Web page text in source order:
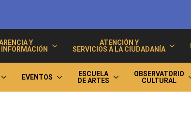
Y
ATENCIÓN Y
SERVICIOS A LA CIUDADANÍA
EVENTOS
ESCUELA
DE ARTES
OBSERVATORIO
CULTURAL